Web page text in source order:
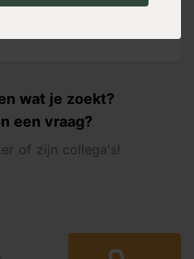
vuurschaal is gemaakt uit 3
grillen op de Magma
onderkant kun je hem op
wat je zoekt?
een vraag?
of zijn collega's!